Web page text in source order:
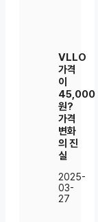
VLLO
가격
이
45,000
원?
가격
변화
의 진
실
2025-
03-
27